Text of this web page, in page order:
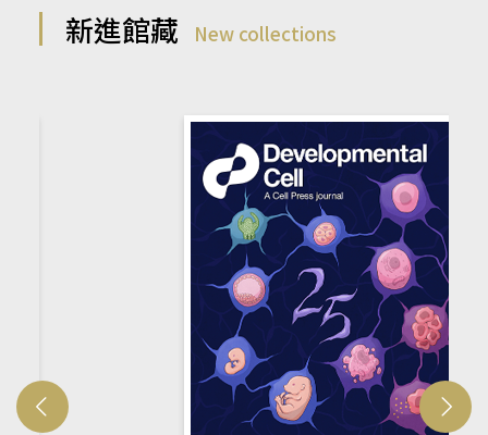
新進館藏 New collections